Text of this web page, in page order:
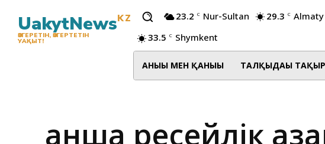
UakytNewsKZ
ӨЗГЕРЕТІН, ӨЗГЕРТЕТІН
УАҚЫТ!
23.2 C Nur-Sultan 29.3 C Almaty
33.5 C Shymkent
АНЫҒЫ МЕН ҚАНЫҒЫ ТАЛҚЫДАҒЫ
Қанша ресейлік